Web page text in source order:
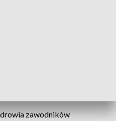
zawodników